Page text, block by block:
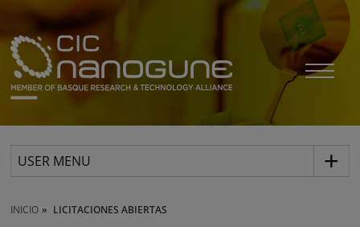
USER MENU
INICIO LICITACIONES ABIERTAS